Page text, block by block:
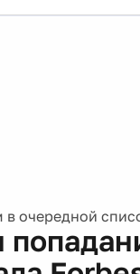
очередной